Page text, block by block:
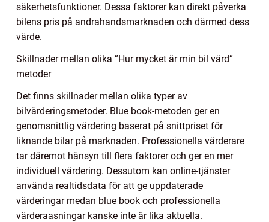
säkerhetsfunktioner. Dessa faktorer kan direkt påverka
bilens pris på andrahandsmarknaden och därmed dess
värde.
Skillnader mellan olika ”Hur mycket är min bil värd”
metoder
Det finns skillnader mellan olika typer av
bilvärderingsmetoder. Blue book-metoden ger en
genomsnittlig värdering baserat på snittpriset för
liknande bilar på marknaden. Professionella värderare
tar däremot hänsyn till flera faktorer och ger en mer
individuell värdering. Dessutom kan online-tjänster
använda realtidsdata för att ge uppdaterade
värderingar medan blue book och professionella
värderaasningar kanske inte är lika aktuella.